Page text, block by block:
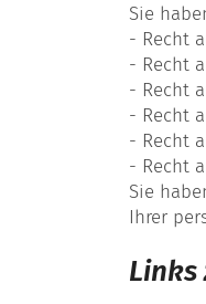
Sie
- Recht
- Recht
- Recht
- Recht
- Recht
- Recht
Sie
Ihrer
Links